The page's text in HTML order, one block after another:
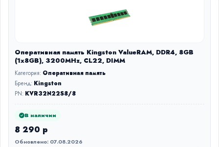
Оперативная память Kingston ValueRAM, DDR4, 8GB
(1x8GB), 3200MHz, CL22, DIMM
Категория: Оперативная память
Бренд: Kingston
PN: KVR32N22S8/8
В наличии
8 290 р
Обновлено: 07.08.2026